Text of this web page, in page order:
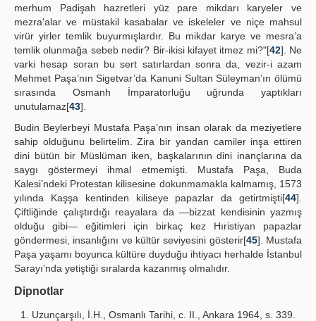
merhum Padişah hazretleri yüz pare mikdarı karyeler ve
mezra'alar ve müstakil kasabalar ve iskeleler ve niçe mahsul
virür yirler temlik buyurmışlardır. Bu mikdar karye ve mesra’a
temlik olunmağa sebeb nedir? Bir-ikisi kifayet itmez mi?"[42]. Ne
varki hesap soran bu sert satırlardan sonra da, vezir-i azam
Mehmet Paşa’nın Sigetvar’da Kanuni Sultan Süleyman’ın ölümü
sırasında Osmanh İmparatorluğu uğrunda yaptıkları
unutulamaz[43].
Budin Beylerbeyi Mustafa Paşa’nın insan olarak da meziyetlere
sahip olduğunu belirtelim. Zira bir yandan camiler inşa ettiren
dini bütün bir Müslüman iken, başkalarının dini inançlarına da
saygı göstermeyi ihmal etmemişti. Mustafa Paşa, Buda
Kalesi’ndeki Protestan kilisesine dokunmamakla kalmamış, 1573
yılında Kaşşa kentinden kiliseye papazlar da getirtmişti[44].
Çiftliğinde çalıştırdığı reayalara da —bizzat kendisinin yazmış
olduğu gibi— eğitimleri için birkaç kez Hıristiyan papazlar
göndermesi, insanlığını ve kültür seviyesini gösterir[45]. Mustafa
Paşa yaşamı boyunca kültüre duyduğu ihtiyacı herhalde İstanbul
Sarayı’nda yetiştiği sıralarda kazanmış olmalıdır.
Dipnotlar
Uzunçarşılı, İ.H., Osmanlı Tarihi, c. II., Ankara 1964, s. 339.